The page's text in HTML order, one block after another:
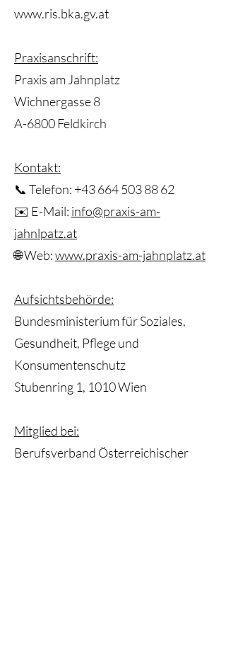
www.ris.bka.gv.at
Praxisanschrift:
Praxis am Jahnplatz
Wichnergasse 8
A-6800 Feldkirch
Kontakt:
📞 Telefon: +43 664 503 88 62
✉️ E-Mail: info@praxis-am-
jahnlpatz.at
🌐 Web:www.praxis-am-jahnplatz.at
Aufsichtsbehörde:
Bundesministerium für Soziales,
Gesundheit, Pflege und
Konsumentenschutz
Stubenring 1, 1010 Wien
Mitglied bei:
Berufsverband Österreichischer